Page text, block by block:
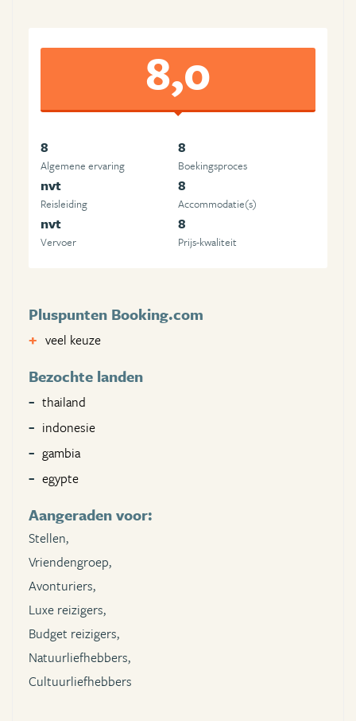
8,0
8
Algemene ervaring
8
Boekingsproces
nvt
Reisleiding
8
Accommodatie(s)
nvt
Vervoer
8
Prijs-kwaliteit
Pluspunten Booking.com
veel keuze
Bezochte landen
thailand
indonesie
gambia
egypte
Aangeraden voor:
Stellen,
Vriendengroep,
Avonturiers,
Luxe reizigers,
Budget reizigers,
Natuurliefhebbers,
Cultuurliefhebbers